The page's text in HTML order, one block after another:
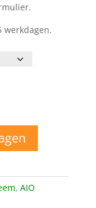
werkdagen.
, AIO